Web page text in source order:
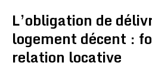
L’obligation de
logement décent :
relation locative